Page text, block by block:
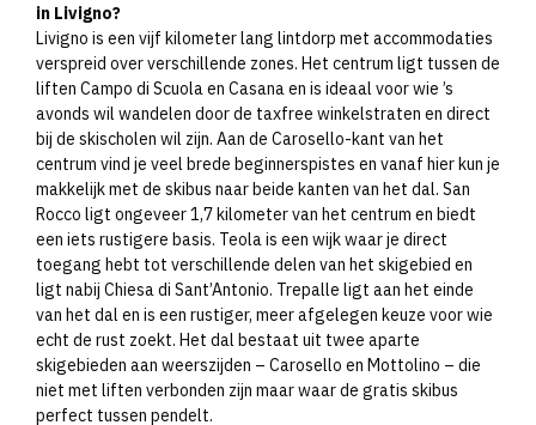
in Livigno?
Livigno is een vijf kilometer lang lintdorp met accommodaties
verspreid over verschillende zones. Het centrum ligt tussen de
liften Campo di Scuola en Casana en is ideaal voor wie ’s
avonds wil wandelen door de taxfree winkelstraten en direct
bij de skischolen wil zijn. Aan de Carosello-kant van het
centrum vind je veel brede beginnerspistes en vanaf hier kun je
makkelijk met de skibus naar beide kanten van het dal. San
Rocco ligt ongeveer 1,7 kilometer van het centrum en biedt
een iets rustigere basis. Teola is een wijk waar je direct
toegang hebt tot verschillende delen van het skigebied en
ligt nabij Chiesa di Sant’Antonio. Trepalle ligt aan het einde
van het dal en is een rustiger, meer afgelegen keuze voor wie
echt de rust zoekt. Het dal bestaat uit twee aparte
skigebieden aan weerszijden – Carosello en Mottolino – die
niet met liften verbonden zijn maar waar de gratis skibus
perfect tussen pendelt.